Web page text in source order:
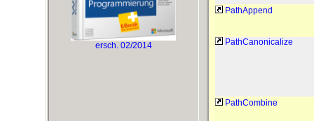
ersch. 02/2014
PathAppend
PathCanonicalize
PathCombine